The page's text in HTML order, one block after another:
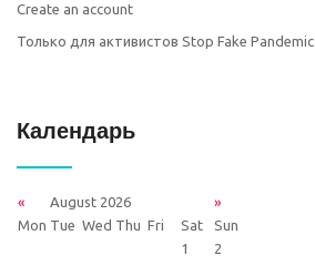
Create an account
Только для активистов Stop Fake Pandemic
Календарь
« August 2026
»
Mon Tue Wed Thu Fri Sat
Sun
1
2